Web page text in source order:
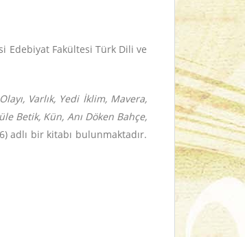
Edebiyat Fakültesi Türk Dili ve
Varlık, Yedi İklim, Mavera,
Betik, Kün, Anı Döken Bahçe,
adlı bir kitabı bulunmaktadır.